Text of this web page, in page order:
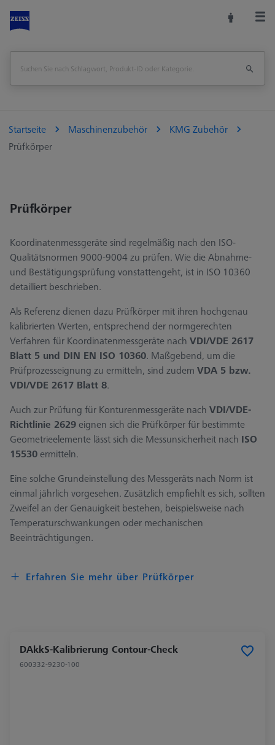
Startseite Maschinenzubehör
KMG Zubehör
Prüfkörper
Prüfkörper
Koordinatenmessgeräte sind regelmäßig nach den ISO-
Qualitätsnormen 9000-9004 zu prüfen. Wie die Abnahme-
und Bestätigungsprüfung vonstattengeht, ist in ISO 10360
detailliert beschrieben.
Als Referenz dienen dazu Prüfkörper mit ihren hochgenau
kalibrierten Werten, entsprechend der normgerechten
Verfahren für Koordinatenmessgeräte nach VDI/VDE 2617
Blatt 5 und DIN EN ISO 10360. Maßgebend, um die
Prüfprozesseignung zu ermitteln, sind zudem VDA 5 bzw.
VDI/VDE 2617 Blatt 8.
Auch zur Prüfung für Konturenmessgeräte nach VDI/VDE-
Richtlinie 2629 eignen sich die Prüfkörper für bestimmte
Geometrieelemente lässt sich die Messunsicherheit nach ISO
15530 ermitteln.
Eine solche Grundeinstellung des Messgeräts nach Norm ist
einmal jährlich vorgesehen. Zusätzlich empfiehlt es sich, sollten
Zweifel an der Genauigkeit bestehen, beispielsweise nach
Temperaturschwankungen oder mechanischen
Beeinträchtigungen.
Erfahren Sie mehr über Prüfkörper
DAkkS-Kalibrierung Contour-Check
600332-9230-100